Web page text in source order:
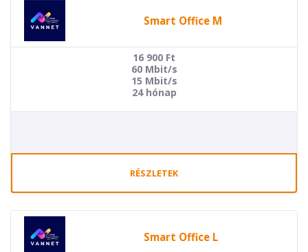
Smart Office M
16 900 Ft
60 Mbit/s
15 Mbit/s
24 hónap
RÉSZLETEK
Smart Office L